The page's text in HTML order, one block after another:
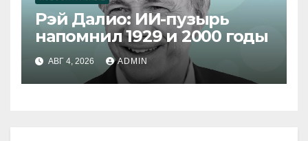
Рэй Далио: ИИ-пузырь
напомнил 1929 и 2000 годы
АВГ 4, 2026 ADMIN